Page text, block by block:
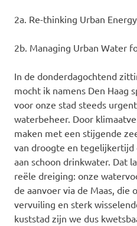
2a. Re-thinking Urban
2b. Managing Urban Water
In de donderdagochtend
mocht ik namens Den Haag
voor onze stad steeds
waterbeheer. Door
maken met een stijgende
van droogte en
aan schoon drinkwater. Dat
reële dreiging: onze
de aanvoer via de Maas, die
vervuiling en sterk
kuststad zijn we dus